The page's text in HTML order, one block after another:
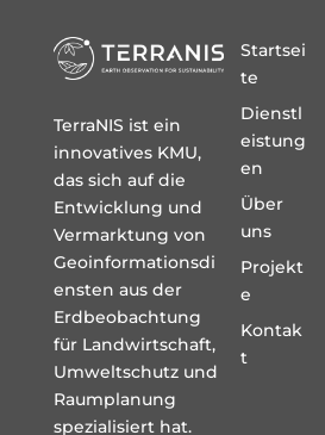
TerraNIS ist ein
innovatives KMU,
das sich auf die
Entwicklung und
Vermarktung von
Geoinformationsdi
ensten aus der
Erdbeobachtung
für Landwirtschaft,
Umweltschutz und
Raumplanung
spezialisiert hat.
Startsei
te
Dienstl
eistung
en
Über
uns
Projekt
e
Kontak
t